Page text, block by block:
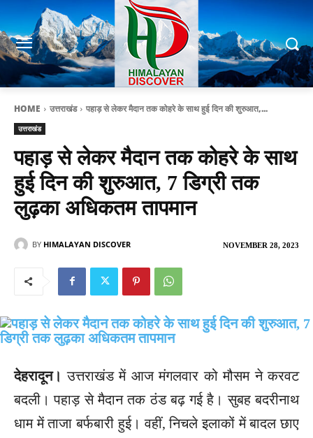
HOME उत्तराखंड पहाड़ से लेकर मैदान तक कोहरे के साथ हुई दिन की शुरुआत,...
उत्तराखंड
पहाड़ से लेकर मैदान तक कोहरे के साथ
हुई दिन की शुरुआत, 7 डिग्री तक
लुढ़का अधिकतम तापमान
NOVEMBER 28, 2023
BY HIMALAYAN DISCOVER
देहरादून। उत्तराखंड में आज मंगलवार को मौसम ने करवट
बदली। पहाड़ से मैदान तक ठंड बढ़ गई है। सुबह बदरीनाथ
धाम में ताजा बर्फबारी हुई। वहीं, निचले इलाकों में बादल छाए